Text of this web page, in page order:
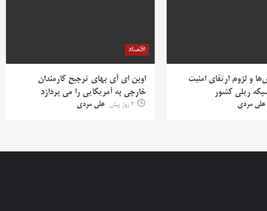
و لزوم ارتقای امنیت
ریلی کشور
علی مردی
اقتصاد
اوپن ای آی بهای ترجیح کارمندان
خارجی به آمریکایی را می پردازد
2 روز پیش علی مردی